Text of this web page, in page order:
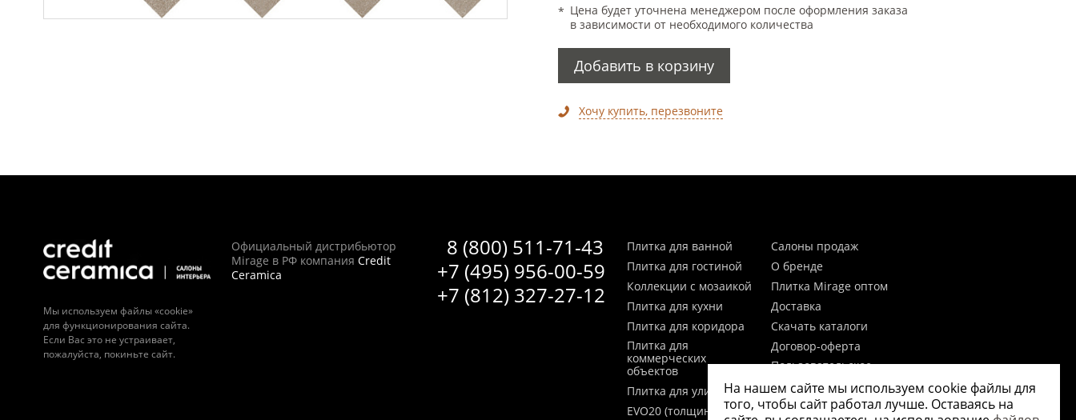
Цена будет уточнена менеджером после оформления заказа
в зависимости от необходимого количества
Добавить в корзину
Хочу купить, перезвоните
Мы используем файлы «cookie»
для функционирования сайта.
Если Вас это не устраивает,
пожалуйста, покиньте сайт.
8 (800) 511-71-43
+7 (495) 956-00-59
+7 (812) 327-27-12
Официальный дистрибьютор
Mirage в РФ компания Credit
Ceramica
Плитка для ванной
Плитка для гостиной
Коллекции с мозаикой
Плитка для кухни
Плитка для коридора
Плитка для
коммерческих
объектов
Плитка для улицы
EVO20 (толщина 20мм)
Салоны продаж
О бренде
Плитка Mirage оптом
Доставка
Скачать каталоги
Договор-оферта
Пользовательское
Согласие на обработку
персональных данных
На нашем сайте мы используем cookie файлы для
того, чтобы сайт работал лучше. Оставаясь на